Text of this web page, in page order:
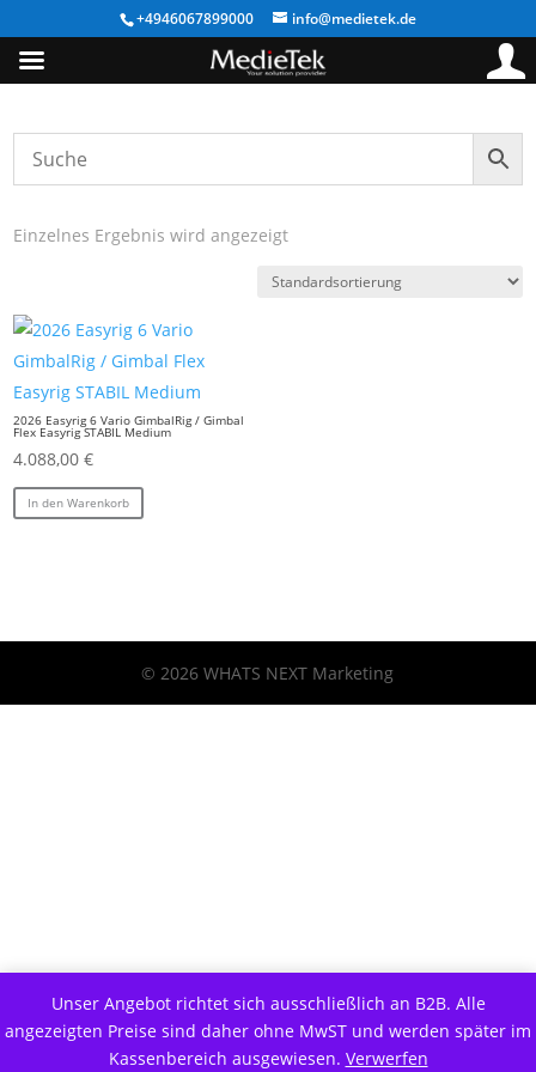
Unser Angebot richtet sich ausschließlich an B2B. Alle
angezeigten Preise sind daher ohne MwST und werden später im
Kassenbereich ausgewiesen. Verwerfen
+4946067899000 info@medietek.de
Einzelnes Ergebnis wird angezeigt
2026 Easyrig 6 Vario GimbalRig / Gimbal
Flex Easyrig STABIL Medium
4.088,00€
In den Warenkorb
© 2026 WHATS NEXT Marketing